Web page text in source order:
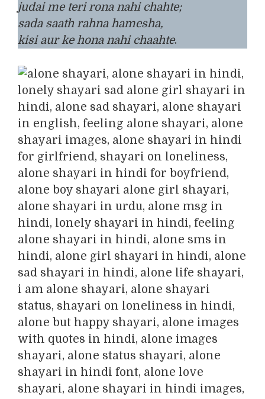
judai me teri rona nahi chahte;
sada saath rahna hamesha,
kisi aur ke hona nahi chaahte.